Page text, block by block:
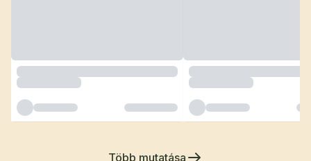
Több mutatása